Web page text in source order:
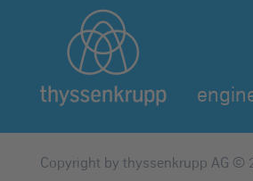
Copyright by thyssenkrupp AG ©